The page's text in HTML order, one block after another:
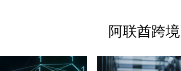
阿联酋跨